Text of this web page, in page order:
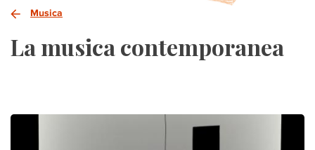
Musica
La musica contemporanea